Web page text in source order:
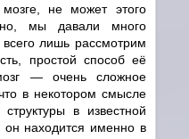
не может этого
мы давали много
лишь рассмотрим
простой способ её
—очень сложное
в некотором смысле
в известной
он находится именно в